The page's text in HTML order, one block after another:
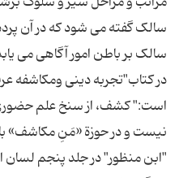
سالک گفته می شود که در آن
است:" کشف، از سنخ علم حضورى
"ابن منظور" در جلد پنجم